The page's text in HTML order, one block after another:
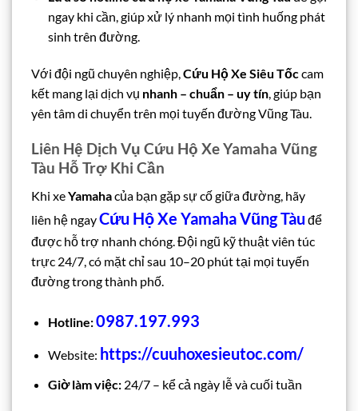
ngay khi cần, giúp xử lý nhanh mọi tình huống phát
sinh trên đường.
Với đội ngũ chuyên nghiệp, Cứu Hộ Xe Siêu Tốccam
kết mang lại dịch vụ nhanh – chuẩn – uy tín , giúp bạn
yên tâm di chuyển trên mọi tuyến đường Vũng Tàu.
Liên Hệ Dịch Vụ Cứu Hộ Xe Yamaha Vũng
Tàu Hỗ Trợ Khi Cần
Khi xeYamahacủa bạn gặp sự cố giữa đường, hãy
liên hệ ngayCứu Hộ Xe Yamaha Vũng Tàu để
được hỗ trợ nhanh chóng. Đội ngũ kỹ thuật viên túc
trực 24/7, có mặt chỉ sau 10–20 phút tại mọi tuyến
đường trong thành phố.
Hotline:0987.197.993
Website: https://cuuhoxesieutoc.com/
Giờ làm việc:24/7 – kể cả ngày lễ và cuối tuần